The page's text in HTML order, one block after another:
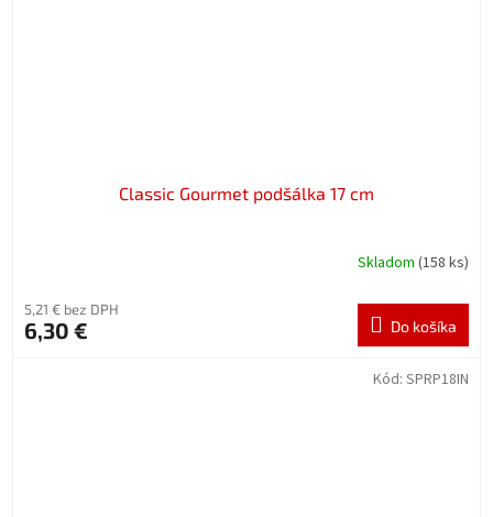
Classic Gourmet podšálka 17 cm
Skladom (158 ks)
5,21 € bez DPH
6,30 € Do košíka
Kód: SPRP18IN